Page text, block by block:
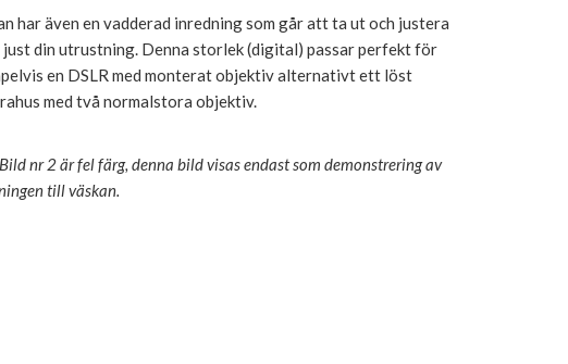
har även en vadderad inredning som går att ta ut och justera
din utrustning. Denna storlek (digital) passar perfekt för
en DSLR med monterat objektiv alternativt ett löst
med två normalstora objektiv.
nr 2 är fel färg, denna bild visas endast som demonstrering av
till väskan.